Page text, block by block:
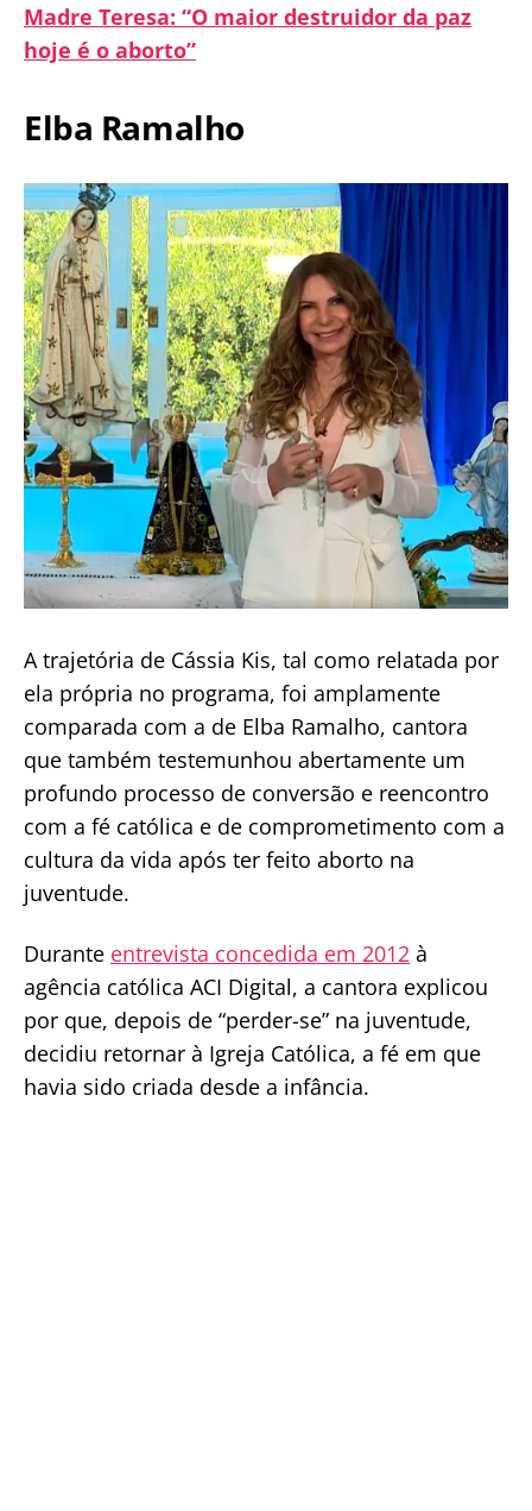
Madre Teresa: “O maior destruidor da paz
hoje é o aborto”
Elba Ramalho
A trajetória de Cássia Kis, tal como relatada por
ela própria no programa, foi amplamente
comparada com a de Elba Ramalho, cantora
que também testemunhou abertamente um
profundo processo de conversão e reencontro
com a fé católica e de comprometimento com a
cultura da vida após ter feito aborto na
juventude.
Durante entrevista concedida em 2012 à
agência católica ACI Digital, a cantora explicou
por que, depois de “perder-se” na juventude,
decidiu retornar à Igreja Católica, a fé em que
havia sido criada desde a infância.